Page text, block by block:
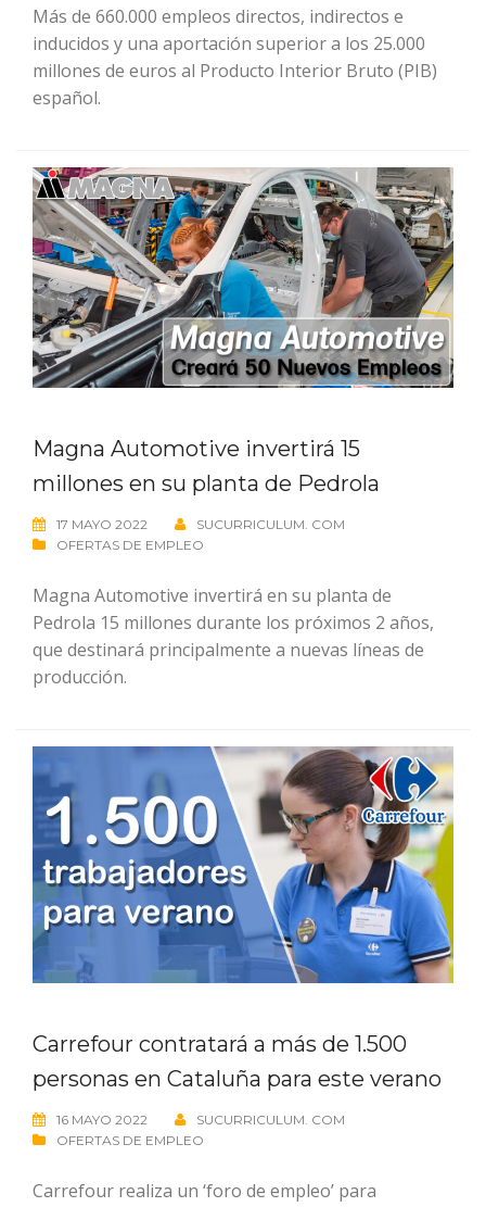
Más de 660.000 empleos directos, indirectos e
inducidos y una aportación superior a los 25.000
millones de euros al Producto Interior Bruto (PIB)
español.
Magna Automotive invertirá 15
millones en su planta de Pedrola
17 MAYO 2022
SUCURRICULUM. COM
OFERTAS DE EMPLEO
Magna Automotive invertirá en su planta de
Pedrola 15 millones durante los próximos 2 años,
que destinará principalmente a nuevas líneas de
producción.
Carrefour contratará a más de 1.500
personas en Cataluña para este verano
16 MAYO 2022
SUCURRICULUM. COM
OFERTAS DE EMPLEO
Carrefour realiza un ‘foro de empleo’ para